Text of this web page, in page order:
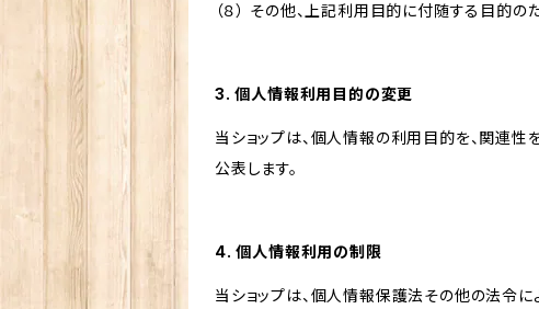
（８） その他、上記利用目的に付随する目的の
3. 個人情報利用目的の変更
当ショップは、個人情報の利用目的を、関連
公表します。
4. 個人情報利用の制限
当ショップは、個人情報保護法その他の法令